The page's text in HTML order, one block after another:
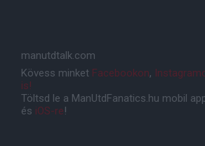
manutdtalk.com
Kövess minket Facebookon,
is!
Töltsd le a ManUtdFanatics.hu mobil
és iOS-re!